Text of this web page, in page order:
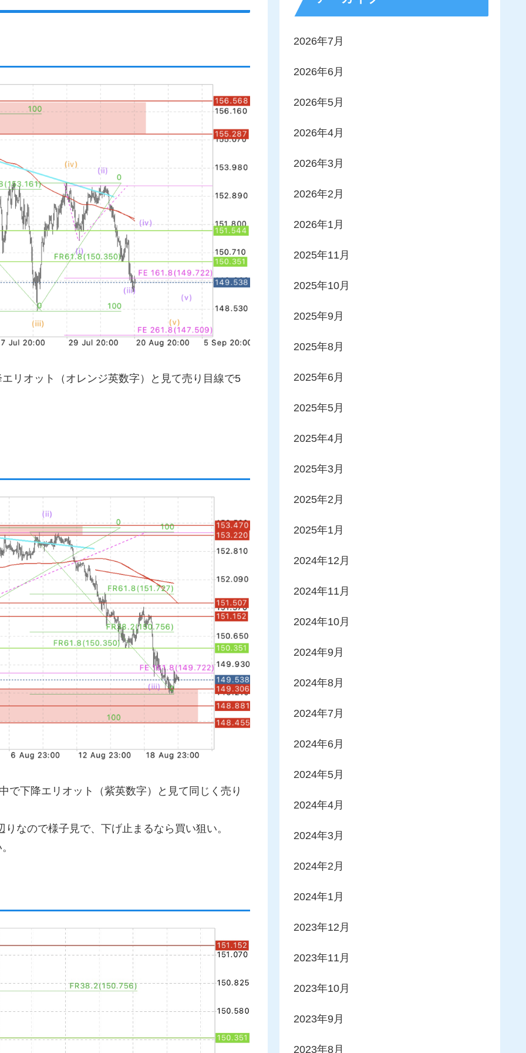
リオット（オレンジ英数字）と見て売り目線で5
で下降エリオット（紫英数字）と見て同じく売り
なので様子見で、下げ止まるなら買い狙い。
2026年7月
2026年6月
2026年5月
2026年4月
2026年3月
2026年2月
2026年1月
2025年11月
2025年10月
2025年9月
2025年8月
2025年6月
2025年5月
2025年4月
2025年3月
2025年2月
2025年1月
2024年12月
2024年11月
2024年10月
2024年9月
2024年8月
2024年7月
2024年6月
2024年5月
2024年4月
2024年3月
2024年2月
2024年1月
2023年12月
2023年11月
2023年10月
2023年9月
2023年8月